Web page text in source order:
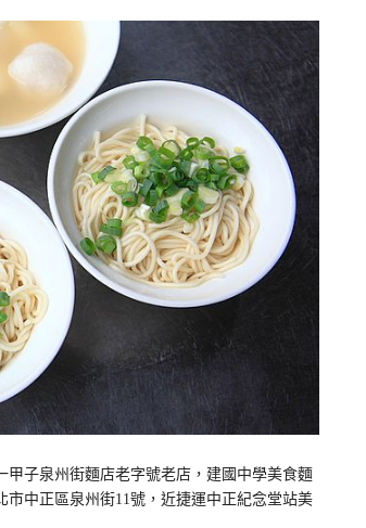
甲子泉州街麵店老字號老店，建國中學美食麵
市中正區泉州街11號，近捷運中正紀念堂站美